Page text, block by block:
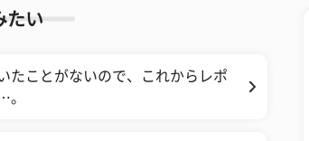
たい
たことがないので、これからレポ
。